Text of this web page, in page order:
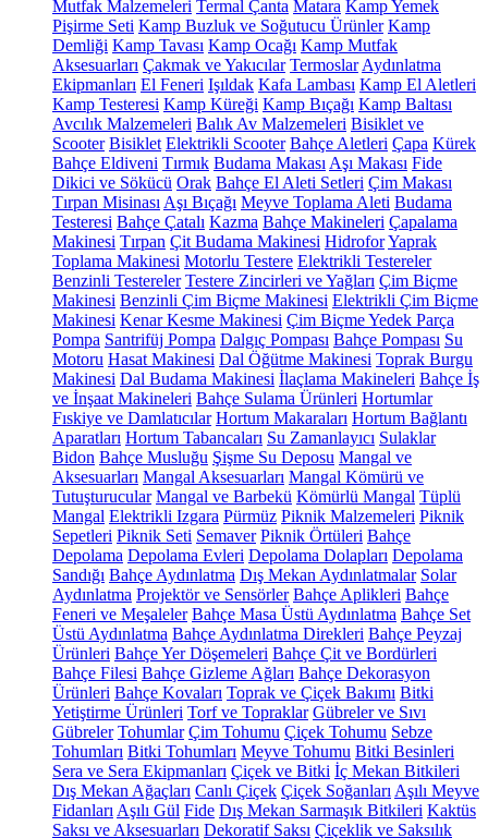
Mutfak Malzemeleri Termal Çanta Matara Kamp Yemek
Pişirme Seti Kamp Buzluk ve Soğutucu Ürünler Kamp
Demliği Kamp Tavası Kamp Ocağı Kamp Mutfak
Aksesuarları Çakmak ve Yakıcılar Termoslar Aydınlatma
Ekipmanları El Feneri Işıldak Kafa Lambası Kamp El Aletleri
Kamp Testeresi Kamp Küreği Kamp Bıçağı Kamp Baltası
Avcılık Malzemeleri Balık Av Malzemeleri Bisiklet ve
Scooter Bisiklet Elektrikli Scooter Bahçe Aletleri Çapa Kürek
Bahçe Eldiveni Tırmık Budama Makası Aşı Makası Fide
Dikici ve Sökücü Orak Bahçe El Aleti Setleri Çim Makası
Tırpan Misinası Aşı Bıçağı Meyve Toplama Aleti Budama
Testeresi Bahçe Çatalı Kazma Bahçe Makineleri Çapalama
Makinesi Tırpan Çit Budama Makinesi HidroforYaprak
Toplama Makinesi Motorlu Testere Elektrikli Testereler
Benzinli Testereler Testere Zincirleri ve Yağları Çim Biçme
Makinesi Benzinli Çim Biçme Makinesi Elektrikli Çim Biçme
Makinesi Kenar Kesme Makinesi Çim Biçme Yedek Parça
Pompa Santrifüj Pompa Dalgıç Pompası Bahçe Pompası Su
Motoru Hasat Makinesi Dal Öğütme Makinesi Toprak Burgu
Makinesi Dal Budama Makinesi İlaçlama Makineleri Bahçe İş
ve İnşaat Makineleri Bahçe Sulama Ürünleri Hortumlar
Fıskiye ve Damlatıcılar Hortum Makaraları Hortum Bağlantı
Aparatları Hortum Tabancaları Su Zamanlayıcı Sulaklar
Bidon Bahçe Musluğu Şişme Su Deposu Mangal ve
Aksesuarları Mangal Aksesuarları Mangal Kömürü ve
Tutuşturucular Mangal ve Barbekü Kömürlü Mangal Tüplü
Mangal Elektrikli Izgara Pürmüz Piknik Malzemeleri Piknik
Sepetleri Piknik Seti Semaver Piknik Örtüleri Bahçe
Depolama Depolama Evleri Depolama Dolapları Depolama
Sandığı Bahçe Aydınlatma Dış Mekan Aydınlatmalar Solar
Aydınlatma Projektör ve Sensörler Bahçe Aplikleri Bahçe
Feneri ve Meşaleler Bahçe Masa Üstü Aydınlatma Bahçe Set
Üstü Aydınlatma Bahçe Aydınlatma Direkleri Bahçe Peyzaj
Ürünleri Bahçe Yer Döşemeleri Bahçe Çit ve Bordürleri
Bahçe Filesi Bahçe Gizleme Ağları Bahçe Dekorasyon
Ürünleri Bahçe Kovaları Toprak ve Çiçek Bakımı Bitki
Yetiştirme Ürünleri Torf ve Topraklar Gübreler ve Sıvı
Gübreler Tohumlar Çim Tohumu Çiçek Tohumu Sebze
Tohumları Bitki Tohumları Meyve Tohumu Bitki Besinleri
Sera ve Sera Ekipmanları Çiçek ve Bitki İç Mekan Bitkileri
Dış Mekan Ağaçları Canlı Çiçek Çiçek Soğanları Aşılı Meyve
Fidanları Aşılı Gül Fide Dış Mekan Sarmaşık Bitkileri Kaktüs
Saksı ve Aksesuarları Dekoratif Saksı Çiçeklik ve Saksılık